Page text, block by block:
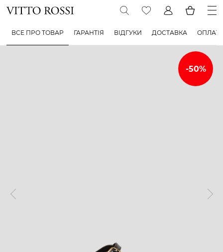
ВСЕ ПРО ТОВАР ГАРАНТІЯ ВІДГУКИ ДОСТАВКА